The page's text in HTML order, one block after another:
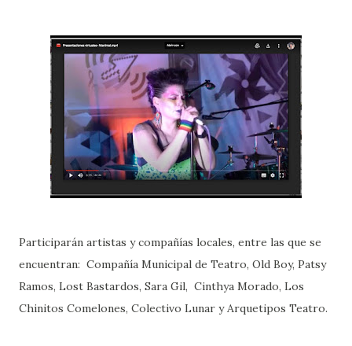
Participarán artistas y compañías locales, entre las que se
encuentran: Compañía Municipal de Teatro, Old Boy, Patsy
Ramos, Lost Bastardos, Sara Gil, Cinthya Morado, Los
Chinitos Comelones, Colectivo Lunar y Arquetipos Teatro.